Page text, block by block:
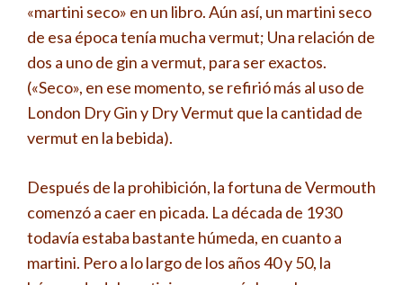
«martini seco» en un libro. Aún así, un martini seco
de esa época tenía mucha vermut; Una relación de
dos a uno de gin a vermut, para ser exactos.
(«Seco», en ese momento, se refirió más al uso de
London Dry Gin y Dry Vermut que la cantidad de
vermut en la bebida).
Después de la prohibición, la fortuna de Vermouth
comenzó a caer en picada. La década de 1930
todavía estaba bastante húmeda, en cuanto a
martini. Pero a lo largo de los años 40 y 50, la